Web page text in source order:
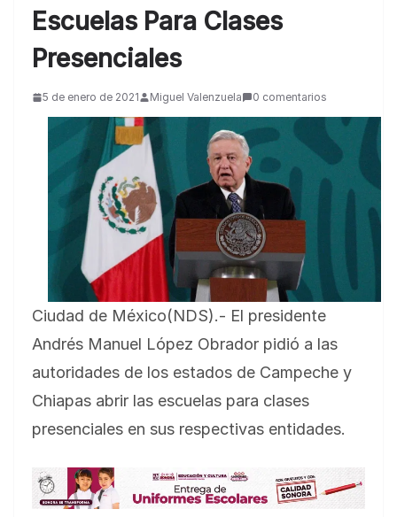
Escuelas Para Clases
Presenciales
5 de enero de 2021 Miguel Valenzuela 0 comentarios
Ciudad de México(NDS).- El presidente
Andrés Manuel López Obrador pidió a las
autoridades de los estados de Campeche y
Chiapas abrir las escuelas para clases
presenciales en sus respectivas entidades.